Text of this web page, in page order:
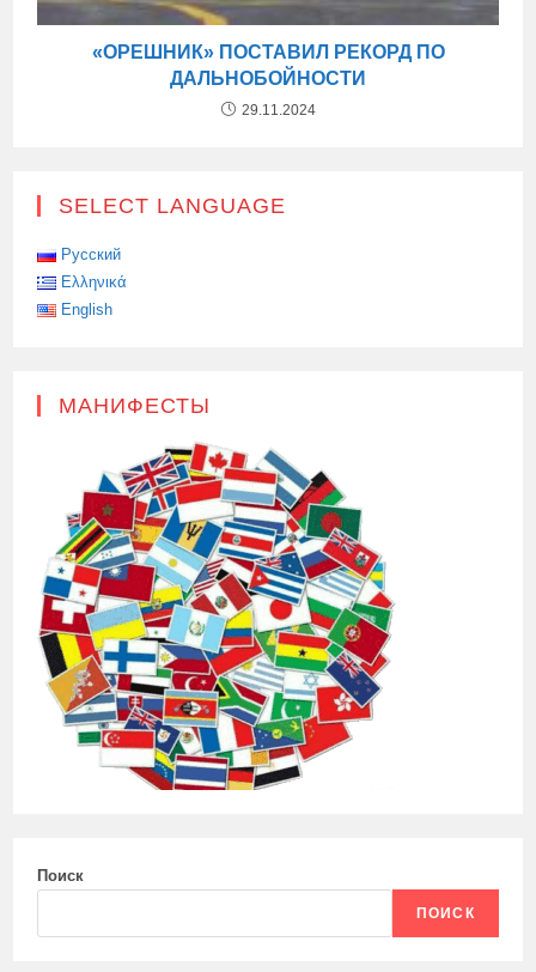
«ОРЕШНИК» ПОСТАВИЛ РЕКОРД ПО
ДАЛЬНОБОЙНОСТИ
29.11.2024
SELECT LANGUAGE
Русский
Ελληνικά
English
МАНИФЕСТЫ
Поиск
ПОИСК